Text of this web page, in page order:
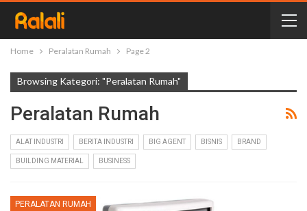
Home Peralatan Rumah Page 2
Browsing Kategori: "Peralatan Rumah"
Peralatan Rumah
ALAT INDUSTRI BERITA INDUSTRI BIG AGENT BISNIS BRAND
BUILDING MATERIAL BUSINESS
PERALATAN RUMAH